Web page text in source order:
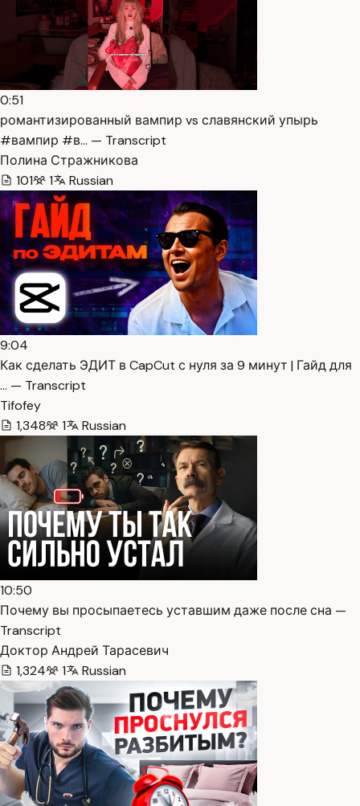
0:51
романтизированный вампир vs славянский упырь
#вампир #в… — Transcript
Полина Стражникова
101
1 Russian
9:04
Как сделать ЭДИТ в CapCut с нуля за 9 минут | Гайд для
… — Transcript
Tifofey
1,348
1 Russian
10:50
Почему вы просыпаетесь уставшим даже после сна —
Transcript
Доктор Андрей Тарасевич
1,324
1 Russian